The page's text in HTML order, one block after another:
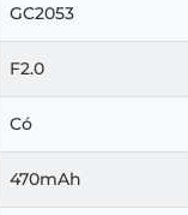
GC2053
F2.0
Có
470mAh